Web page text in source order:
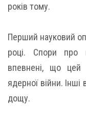
років тому.
Перший науковий
році. Спори про
впевнені, що цей
ядерної війни.
дощу.